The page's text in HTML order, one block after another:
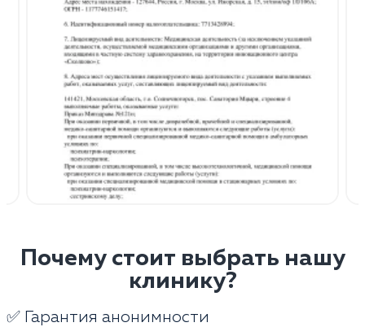
Почему стоит выбрать нашу
клинику?
✅ Гарантия анонимности